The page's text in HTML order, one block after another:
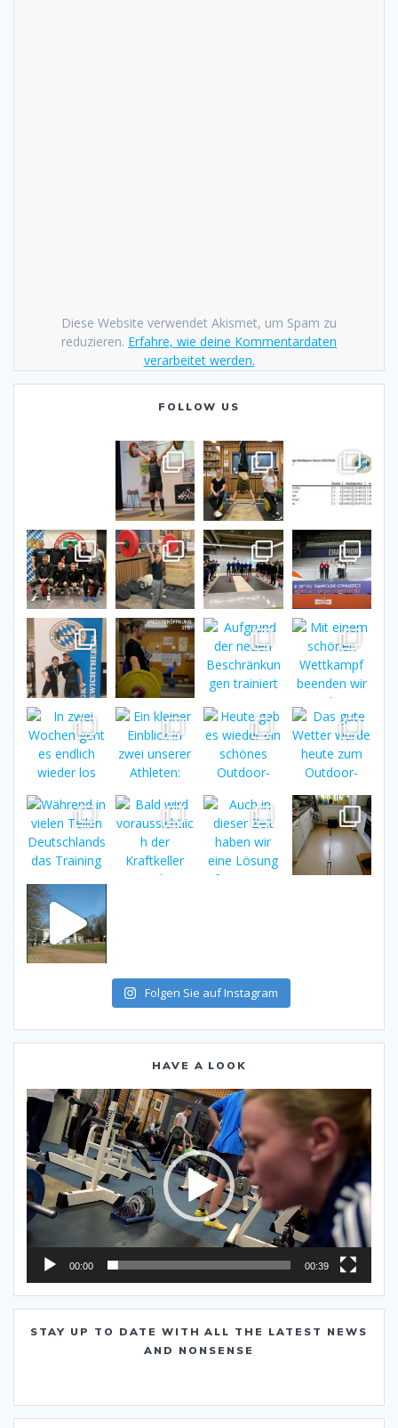
Diese Website verwendet Akismet, um Spam zu
reduzieren. Erfahre, wie deine Kommentardaten
verarbeitet werden.
FOLLOW US
Folgen Sie auf Instagram
HAVE A LOOK
Video-
Player
00:00 00:39
STAY UP TO DATE WITH ALL THE LATEST NEWS
AND NONSENSE